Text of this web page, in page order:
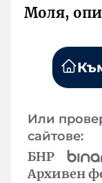
Моля,
Или
сайтове:
БНР
Архивен